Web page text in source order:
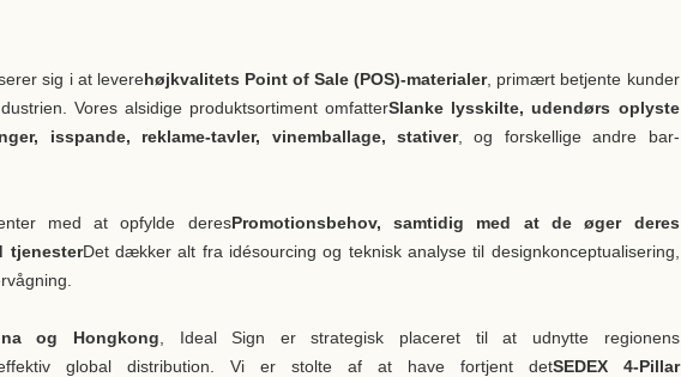
sig i at leverehøjkvalitets Point of Sale (POS)-materialer, primært betjente kunder
Vores alsidige produktsortiment omfatterSlanke lysskilte, udendørs oplyste
isspande, reklame-tavler, vinemballage, stativer, og forskellige andre bar-
med at opfylde deresPromotionsbehov, samtidig med at de øger deres
tjenesterDet dækker alt fra idésourcing og teknisk analyse til designkonceptualisering,
og Hongkong , Ideal Sign er strategisk placeret til at udnytte regionens
effektiv global distribution. Vi er stolte af at have fortjent detSEDEX 4-Pillar